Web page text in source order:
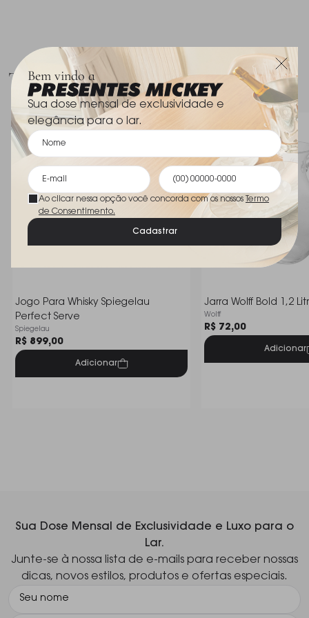
Bem vindo a
Sua dose mensal de exclusividade e
elegância para o lar.
Ao clicar nessa opção você concorda com os nossos Termo
de Consentimento.
Cadastrar
trabalho ou em viagens. O icônico logo Le Creuset e
o acabamento elegante refletem o compromisso
da marca com qualidade e sofisticação. Compacta,
funcional e resistente, é o acessório ideal para
manter a hidratação sempre por perto.
Talvez você goste
Jogo Para Whisky Spiegelau
Perfect Serve
Spiegelau
R$ 899,00
Adicionar
Jarra Wolff Bold 1,2
Wolff
R$ 72,00
Adicionar
Sua Dose Mensal de Exclusividade e Luxo para o
Lar.
Junte-se à nossa lista de e-mails para receber nossas
dicas, novos estilos, produtos e ofertas especiais.